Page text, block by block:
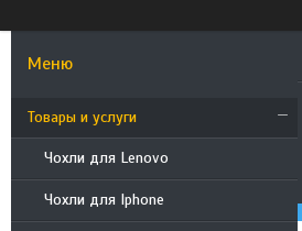
Товары и услуги
Чохли для Lenovo
Чохли для Iphone